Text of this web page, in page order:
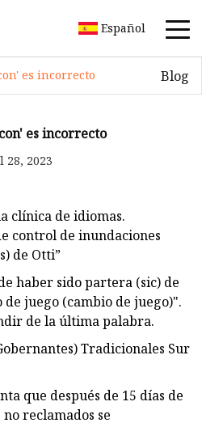
Español
es incorrecto Blog
es incorrecto
28, 2023
clínica de idiomas.
control de inundaciones
de Otti”
haber sido partera (sic) de
juego (cambio de juego)".
de la última palabra.
Tradicionales Sur
que después de 15 días de
reclamados se